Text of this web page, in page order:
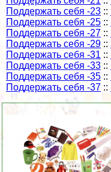
Поддержать себя -23 ::
Поддержать себя -25 ::
Поддержать себя -27 ::
Поддержать себя -29 ::
Поддержать себя -31 ::
Поддержать себя -33 ::
Поддержать себя -35 ::
Поддержать себя -37 ::